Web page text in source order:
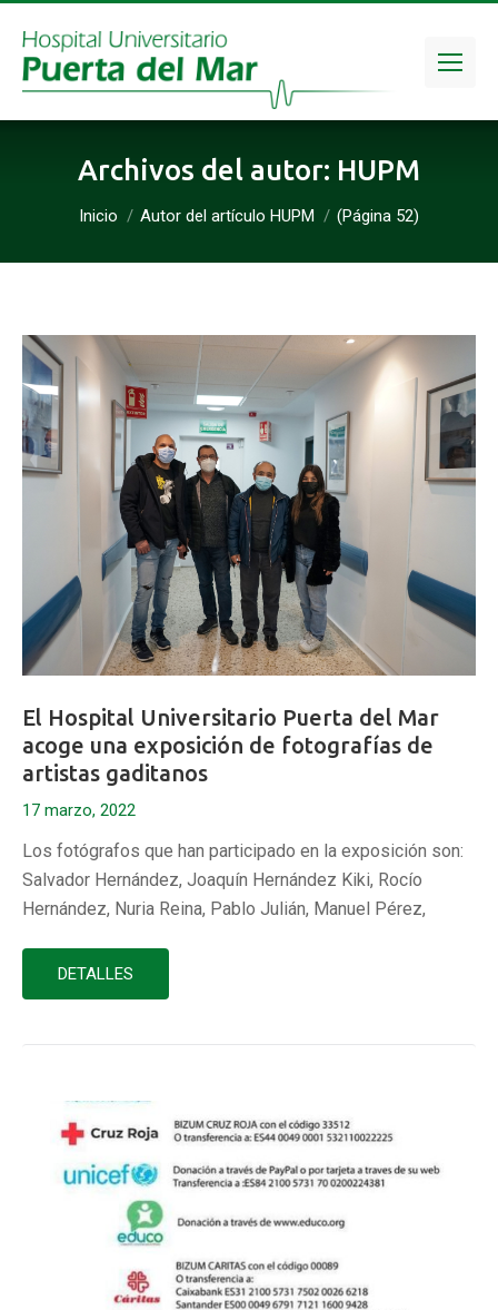
Archivos del autor: HUPM
Estás aquí:
Inicio Autor del artículo HUPM (Página 52)
El Hospital Universitario Puerta del Mar
acoge una exposición de fotografías de
artistas gaditanos
17 marzo, 2022
Los fotógrafos que han participado en la exposición son:
Salvador Hernández, Joaquín Hernández Kiki, Rocío
Hernández, Nuria Reina, Pablo Julián, Manuel Pérez,
Gómez. Todos ellos han sido coordinados por Joaquín
Hernández Kiki, fotógrafo de amplia trayectoria y
DETALLES